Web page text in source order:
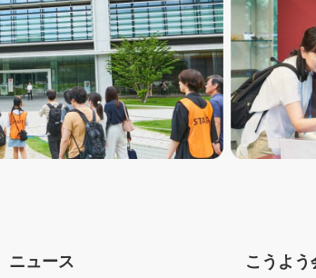
ニュース こうよ